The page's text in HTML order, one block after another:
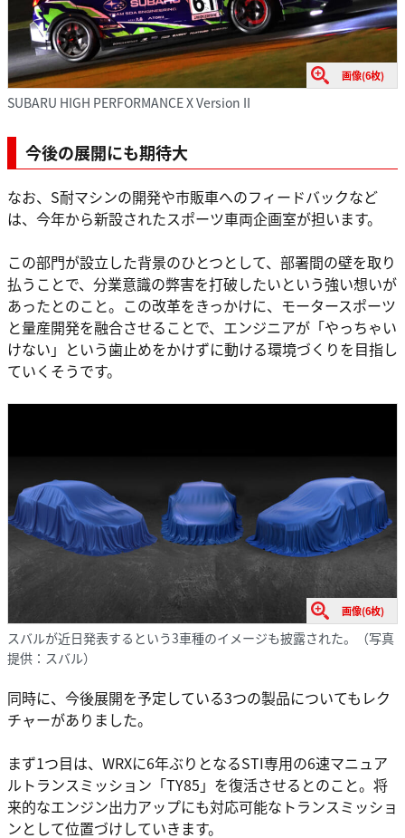
画像(6枚)
SUBARU HIGH PERFORMANCE X Version II
今後の展開にも期待大
なお、S耐マシンの開発や市販車へのフィードバックなど
は、今年から新設されたスポーツ車両企画室が担います。
この部門が設立した背景のひとつとして、部署間の壁を取り
払うことで、分業意識の弊害を打破したいという強い想いが
あったとのこと。この改革をきっかけに、モータースポーツ
と量産開発を融合させることで、エンジニアが「やっちゃい
けない」という歯止めをかけずに動ける環境づくりを目指し
ていくそうです。
画像(6枚)
スバルが近日発表するという3車種のイメージも披露された。（写真
提供：スバル）
同時に、今後展開を予定している3つの製品についてもレク
チャーがありました。
まず1つ目は、WRXに6年ぶりとなるSTI専用の6速マニュア
ルトランスミッション「TY85」を復活させるとのこと。将
来的なエンジン出力アップにも対応可能なトランスミッショ
ンとして位置づけしていきます。